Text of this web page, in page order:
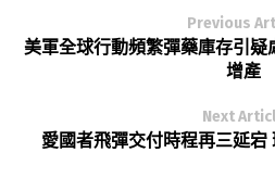
Previous
美軍全球行動頻繁彈藥庫存引
增產
Next
愛國者飛彈交付時程再三延